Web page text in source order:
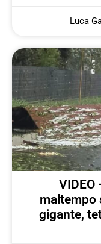
Luca
VIDEO
maltempo
gigante,